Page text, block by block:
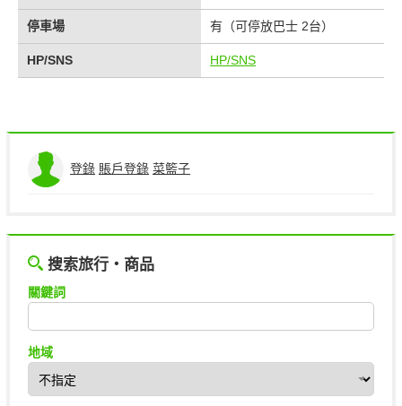
停車場 有（可停放巴士 2台）
HP/SNS HP/SNS
登錄 賬戶登錄 菜籃子
搜索旅行・商品
關鍵詞
地域